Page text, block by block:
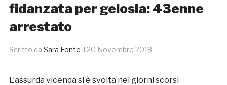
fidanzata per gelosia: 43enne
arrestato
Scritto da Sara Fonte il 20 Novembre 2018
L’assurda vicenda si è svolta nei giorni scorsi